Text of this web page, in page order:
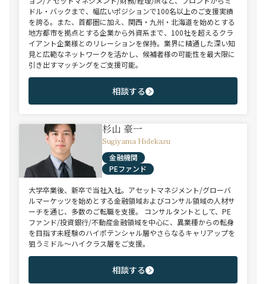
ドル・バックまで、幅広いポジションで100名以上のご支援実績
を誇る。また、首都圏に加え、関西・九州・北海道を始めとする
地方都市を拠点とする企業から外資系まで、100社を超えるクラ
イアント企業様とのリレーションを保持。業界に精通した深い知
見と広範なネットワークを活かし、候補者様の可能性を最大限に
引き出すマッチングをご支援可能。
相談する
杉山 豪一
Sugiyama Hidekazu
金融機関
PEファンド
大学卒業後、新卒で当社入社。アセットマネジメント/グローバ
ルマーケッツを始めとする金融領域およびコンサル領域の人材サ
ーチを通じ、多数のご転職を支援。 コンサルタントとして、PE
ファンド/投資銀行/不動産金融領域を中心に、異業種からの転身
を目指す未経験のハイポテンシャル層やさらなるキャリアップを
狙うミドル～ハイクラス層をご支援。
相談する